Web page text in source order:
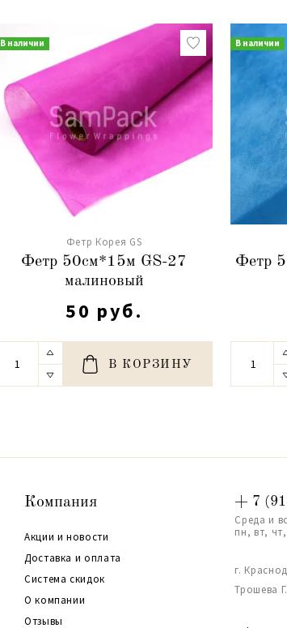
В наличии
Фетр Корея GS
Фетр 50см*15м GS-27
малиновый
50 руб.
В КОРЗИНУ
В наличии
Фетр
Компания
Акции и новости
Доставка и оплата
Система скидок
О компании
Отзывы
+ 7
Среда и
пн, вт,
г.
Трошева